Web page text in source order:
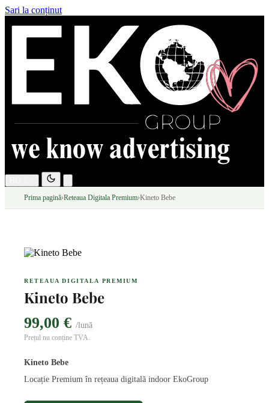
Sari la conținut
Prima pagină› Reteaua Digitala Premium› Kineto Bebe
RETEAUA DIGITALA PREMIUM
Kineto Bebe
99,00 € /lună
Prețul nu conține TVA.
Kineto Bebe
Locație Premium în rețeaua digitală indoor EkoGroup